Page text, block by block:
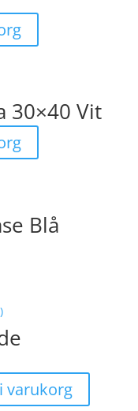
30×40 Vit
Blå
varukorg